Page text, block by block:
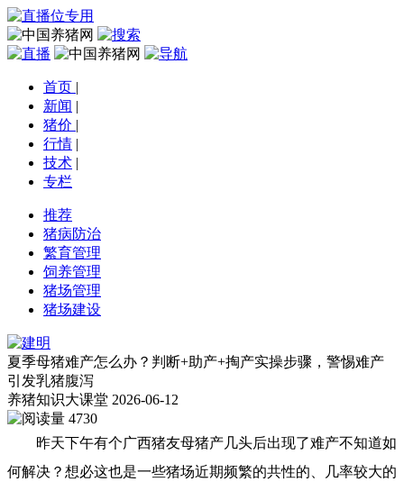
首页 |
新闻 |
猪价 |
行情 |
技术 |
专栏
推荐
猪病防治
繁育管理
饲养管理
猪场管理
猪场建设
夏季母猪难产怎么办？判断+助产+掏产实操步骤，警惕难产
引发乳猪腹泻
养猪知识大课堂 2026-06-12
4730
昨天下午有个广西猪友母猪产几头后出现了难产不知道如
何解决？想必这也是一些猪场近期频繁的共性的、几率较大的